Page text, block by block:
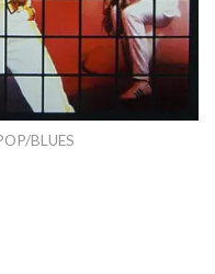
BLUES